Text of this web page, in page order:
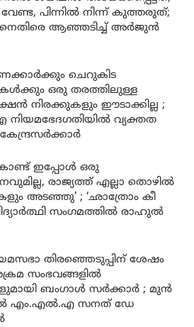
പിന്നിൽ നിന്ന് കുത്തരുത്;
ആഞ്ഞടിച്ച് അർജുൻ
ചെറുകിട
ഒരു തരത്തിലുള്ള
നിരക്കുകളും ഈടാക്കില്ല ;
വ്യക്തത
കൊണ്ട് ഇപ്പോൾ ഒരു
രാജ്യത്ത് എല്ലാ തൊഴിൽ
അടഞ്ഞു’ ; ‘ഛാത്രോം കീ
സംഗമത്തിൽ രാഹുൽ
തിരഞ്ഞെടുപ്പിന് ശേഷം
സംഭവങ്ങളിൽ
ബംഗാൾ സർക്കാർ ; മുൻ
എം.എൽ.എ സനത് ഡേ